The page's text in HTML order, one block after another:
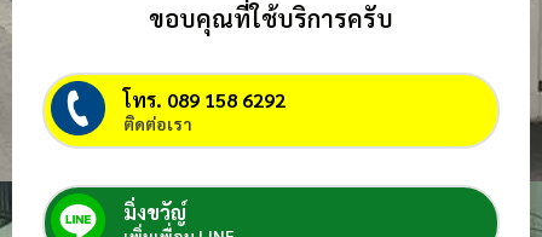
ขอบคุณที่ใช้บริการครับ
โทร. 089 158 6292
ติดต่อเรา
มิ่งขวัญ์